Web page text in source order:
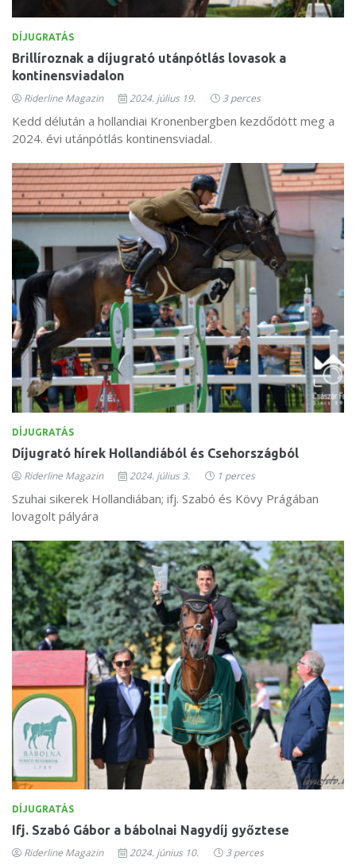
DÍJUGRATÁS
Brillíroznak a díjugrató utánpótlás lovasok a
kontinensviadalon
Riderline Magazin 2024. július 19. 3 perces
Kedd délután a hollandiai Kronenbergben kezdődött meg a
2024. évi utánpótlás kontinensviadal.
DÍJUGRATÁS
Díjugrató hírek Hollandiából és Csehországból
Riderline Magazin 2024. július 3. 1 perces
Szuhai sikerek Hollandiában; ifj. Szabó és Kövy Prágában
lovagolt pályára
DÍJUGRATÁS
Ifj. Szabó Gábor a bábolnai Nagydíj győztese
Riderline Magazin 2024. június 10. 3 perces